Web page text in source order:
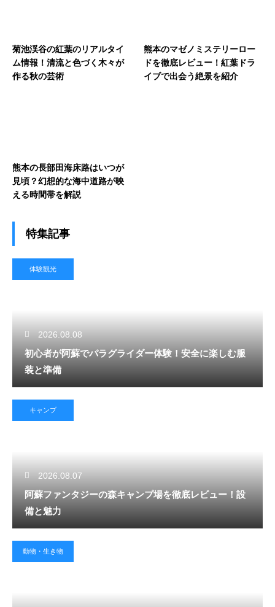
菊池渓谷の紅葉のリアルタイ
ム情報！清流と色づく木々が
作る秋の芸術
熊本のマゼノミステリーロー
ドを徹底レビュー！紅葉ドラ
イブで出会う絶景を紹介
熊本の長部田海床路はいつが
見頃？幻想的な海中道路が映
える時間帯を解説
特集記事
体験観光
2026.08.08
初心者が阿蘇でパラグライダー体験！安全に楽しむ服
装と準備
キャンプ
2026.08.07
阿蘇ファンタジーの森キャンプ場を徹底レビュー！設
備と魅力
動物・生き物